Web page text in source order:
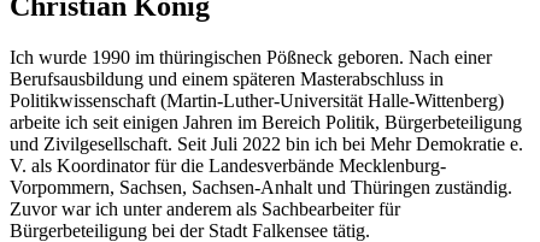
Ich wurde 1990 im thüringischen Pößneck geboren. Nach einer
Berufsausbildung und einem späteren Masterabschluss in
Politikwissenschaft (Martin-Luther-Universität Halle-Wittenberg)
arbeite ich seit einigen Jahren im Bereich Politik, Bürgerbeteiligung
und Zivilgesellschaft. Seit Juli 2022 bin ich bei Mehr Demokratie e.
V. als Koordinator für die Landesverbände Mecklenburg-
Vorpommern, Sachsen, Sachsen-Anhalt und Thüringen zuständig.
Zuvor war ich unter anderem als Sachbearbeiter für
Bürgerbeteiligung bei der Stadt Falkensee tätig.